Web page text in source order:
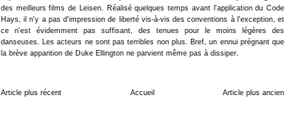
des meilleurs films de Leisen. Réalisé quelques temps avant l'application du Code
Hays, il n'y a pas d'impression de liberté vis-à-vis des conventions à l'exception, et
ce n'est évidemment pas suffisant, des tenues pour le moins légères des
danseuses. Les acteurs ne sont pas terribles non plus. Bref, un ennui prégnant que
la brève apparition de Duke Ellington ne parvient même pas à dissiper.
Article plus récent Article plus ancien
Accueil